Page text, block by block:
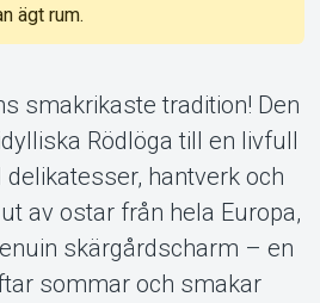
ägt rum.
smakrikaste tradition! Den
Rödlöga till en livfull
hantverk och
av ostar från hela Europa,
skärgårdscharm – en
sommar och smakar